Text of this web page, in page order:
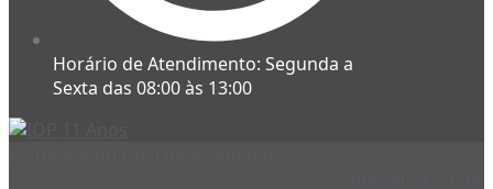
Horário de Atendimento: Segunda a
Sexta das 08:00 às 13:00